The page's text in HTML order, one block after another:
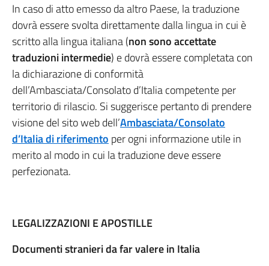
In caso di atto emesso da altro Paese, la traduzione
dovrà essere svolta direttamente dalla lingua in cui è
scritto alla lingua italiana (non sono accettate
traduzioni intermedie) e dovrà essere completata con
la dichiarazione di conformità
dell’Ambasciata/Consolato d’Italia competente per
territorio di rilascio. Si suggerisce pertanto di prendere
visione del sito web dell’Ambasciata/Consolato
d’Italia di riferimento per ogni informazione utile in
merito al modo in cui la traduzione deve essere
perfezionata.
LEGALIZZAZIONI E APOSTILLE
Documenti stranieri da far valere in Italia